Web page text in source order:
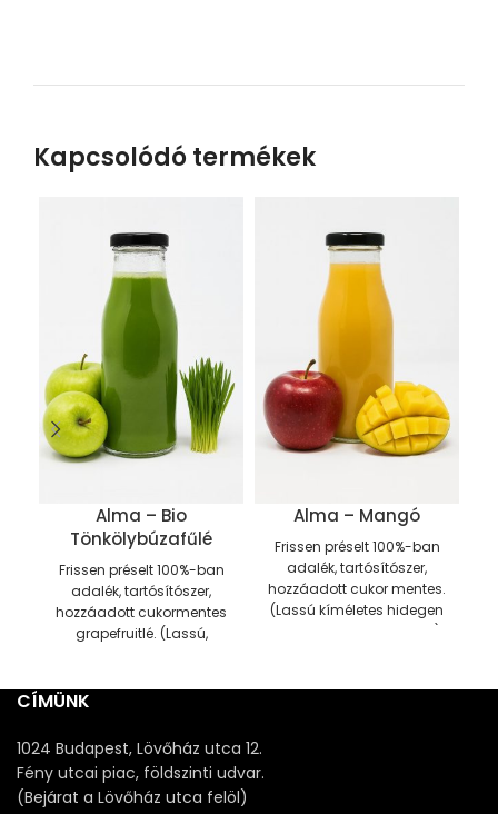
Kapcsolódó termékek
Alma – Bio
Tönkölybúzafűlé
Frissen préselt 100%-ban
adalék, tartósítószer,
hozzáadott cukormentes
grapefruitlé. (Lassú,
Fogyasztható 0-5 Celsius
gyártástól számított 3
napig!Üzletünkben250 ml,
500 mlés1000 ml- es
visszaválthatóüvegpalackokban
Alma – Mangó
Frissen préselt 100%-ban
adalék, tartósítószer,
hozzáadott cukor mentes.
(Lassú kíméletes hidegen
préselt eljárással készült).
gyártástól számított 3
CÍMÜNK
1024 Budapest, Lövőház utca 12.
Fény utcai piac, földszinti udvar.
(Bejárat a Lövőház utca felöl)